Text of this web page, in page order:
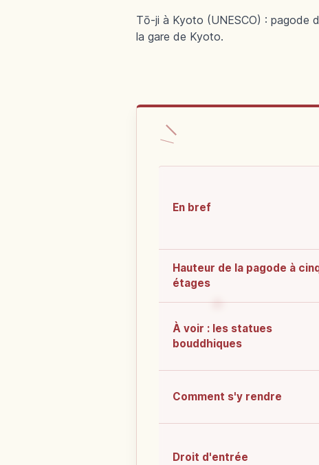
Tō-ji à Kyoto (UNESCO) : pagode
la gare de Kyoto.
En bref
Hauteur de la pagode à
étages
À voir : les statues
bouddhiques
Comment s'y rendre
Droit d'entrée